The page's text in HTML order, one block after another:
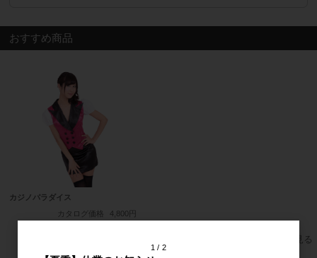
おすすめ商品
カジノパラダイス
カタログ価格
4,800円
すべてのおすすめ商品を見る
1 2